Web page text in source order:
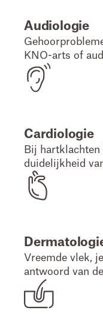
Audiologie
KNO-arts of
Cardiologie
Bij hartklachten
duidelijkheid
Vreemde vlek,
antwoord van